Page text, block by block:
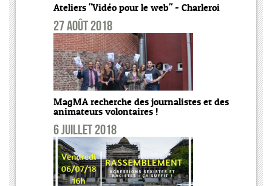
Ateliers "Vidéo pour le web" - Charleroi
27 août 2018
MagMA recherche des journalistes et des
animateurs volontaires !
6 juillet 2018